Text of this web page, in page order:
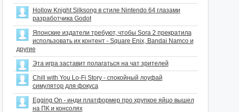
Hollow Knight Silksong в стиле Nintendo 64 глазами
разработчика Godot
Японские издатели требуют, чтобы Sora 2 прекратила
использовать их контент - Square Enix, Bandai Namco и
другие
Эта игра заставит полагаться на чат зрителей
Chill with You Lo-Fi Story - спокойный лоуфай
симулятор для фокуса
Egging On - инди платформер про хрупкое яйцо вышел
на ПК и консолях